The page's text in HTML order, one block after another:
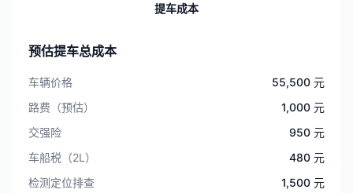
提车成本
预估提车总成本
车辆价格
55,500 元
路费（预估）
1,000 元
交强险
950 元
车船税（2L）
480 元
检测定位排查
1,500 元